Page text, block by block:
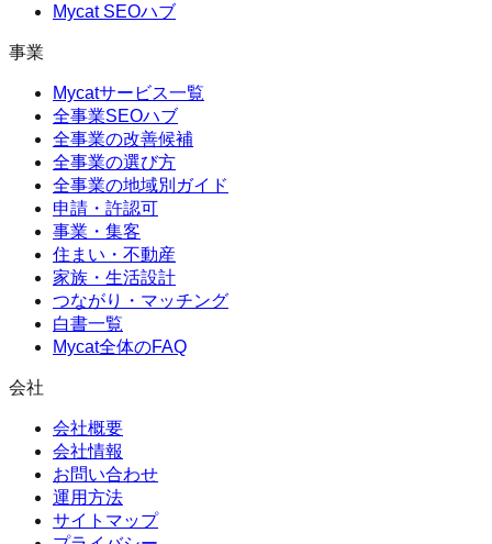
Mycat SEOハブ
事業
Mycatサービス一覧
全事業SEOハブ
全事業の改善候補
全事業の選び方
全事業の地域別ガイド
申請・許認可
事業・集客
住まい・不動産
家族・生活設計
つながり・マッチング
白書一覧
Mycat全体のFAQ
会社
会社概要
会社情報
お問い合わせ
運用方法
サイトマップ